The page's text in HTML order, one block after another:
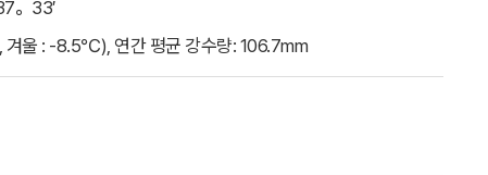
。33′
울 : -8.5℃), 연간 평균 강수량: 106.7mm